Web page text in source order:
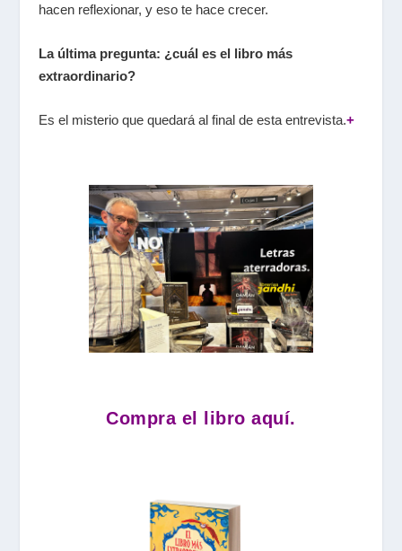
hacen reflexionar, y eso te hace crecer.
La última pregunta: ¿cuál es el libro más
extraordinario?
Es el misterio que quedará al final de esta entrevista.+
Compra el libro aquí.